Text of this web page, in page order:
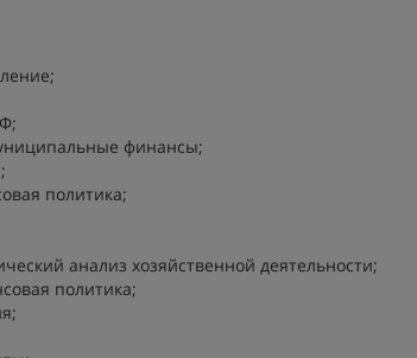
финансы;
политика;
анализ хозяйственной деятельности;
политика;